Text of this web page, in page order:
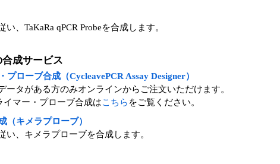
、TaKaRa qPCR Probeを合成します。
成サービス
プローブ合成（CycleavePCR Assay Designer）
ータがある方のみオンラインからご注文いただけます。
イマー・プローブ合成はこちら をご覧ください。
（キメラプローブ）
い、キメラプローブを合成します。